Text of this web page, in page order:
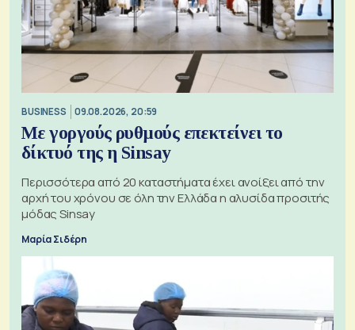
BUSINESS 09.08.2026, 20:59
Με γοργούς ρυθμούς επεκτείνει το
δίκτυό της η Sinsay
Περισσότερα από 20 καταστήματα έχει ανοίξει από την
αρχή του χρόνου σε όλη την Ελλάδα η αλυσίδα προσιτής
μόδας Sinsay
Μαρία Σιδέρη